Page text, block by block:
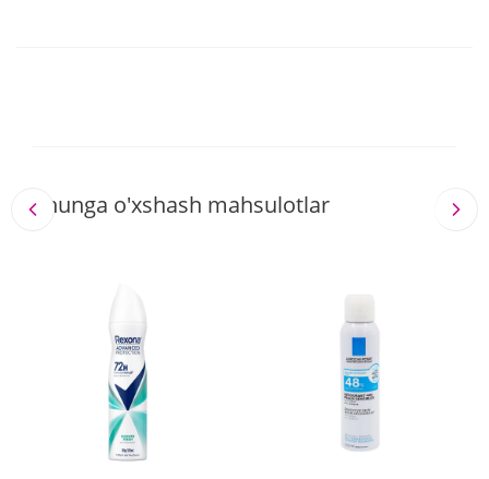
Shunga o'xshash mahsulotlar